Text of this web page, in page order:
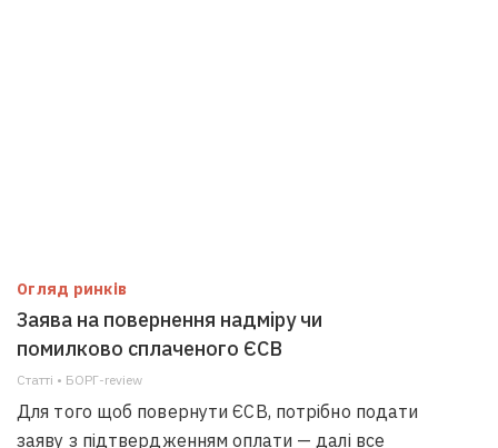
Огляд ринків
Заява на повернення надміру чи
помилково сплаченого ЄСВ
Статті • БОРГ-review
Для того щоб повернути ЄСВ, потрібно подати
заяву з підтвердженням оплати — далі все